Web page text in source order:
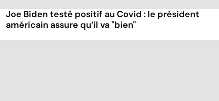
Joe Biden testé positif au Covid : le président
américain assure qu’il va "bien"